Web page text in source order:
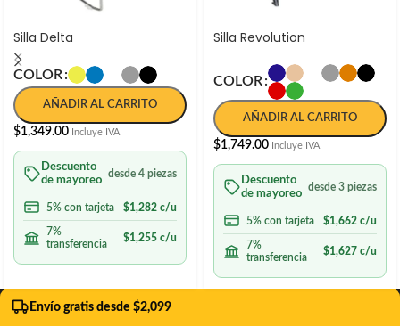
Silla Delta
COLOR
AÑADIR AL CARRITO
$1,349.00 Incluye IVA
Descuento
de mayoreo
desde 4 piezas
5% con tarjeta $1,282 c/u
7%
transferencia
$1,255 c/u
Silla Revolution
COLOR
AÑADIR AL CARRITO
$1,749.00 Incluye IVA
Descuento
de mayoreo
desde 3 piezas
5% con tarjeta $1,662 c/u
7%
transferencia
$1,627 c/u
Envío gratis desde $2,099